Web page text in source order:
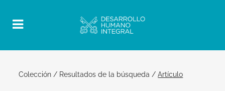
Colección / Resultados de la búsqueda /Artículo